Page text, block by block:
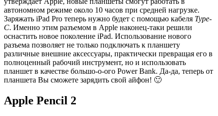
автономном режиме около 10 часов при средней нагрузке.
Заряжать iPad Pro теперь нужно будет с помощью кабеля Type-
C. Именно этим разъемом в Apple наконец-таки решили
оснастить новое поколение iPad. Использование нового
разъема позволяет не только подключать к планшету
различные внешние аксессуары, практически превращая его в
полноценный рабочий инструмент, но и использовать
планшет в качестве большо-о-ого Power Bank. Да-да, теперь от
планшета Вы сможете зарядить свой айфон! 🙂
Apple Pencil 2